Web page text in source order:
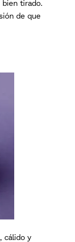
bien tirado.
de que
cálido y